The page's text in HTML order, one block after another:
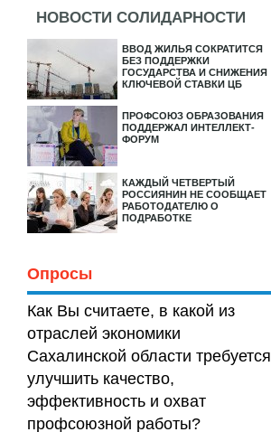
НОВОСТИ СОЛИДАРНОСТИ
ВВОД ЖИЛЬЯ СОКРАТИТСЯ
БЕЗ ПОДДЕРЖКИ
ГОСУДАРСТВА И СНИЖЕНИЯ
КЛЮЧЕВОЙ СТАВКИ ЦБ
ПРОФСОЮЗ ОБРАЗОВАНИЯ
ПОДДЕРЖАЛ ИНТЕЛЛЕКТ-
ФОРУМ
КАЖДЫЙ ЧЕТВЕРТЫЙ
РОССИЯНИН НЕ СООБЩАЕТ
РАБОТОДАТЕЛЮ О
ПОДРАБОТКЕ
Опросы
Как Вы считаете, в какой из
отраслей экономики
Сахалинской области требуется
улучшить качество,
эффективность и охват
профсоюзной работы?